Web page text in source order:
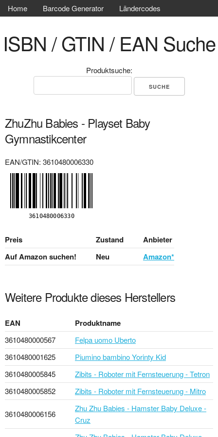
Home Barcode Generator Ländercodes
ISBN / GTIN / EAN Suche
Produktsuche:
ZhuZhu Babies - Playset Baby
Gymnastikcenter
EAN/GTIN: 3610480006330
Preis Zustand
Anbieter
Auf Amazon suchen!
Neu Amazon*
Weitere Produkte dieses Herstellers
EAN Produktname
3610480000567
Felpa uomo Uberto
3610480001625
Piumino bambino Yorinty Kid
3610480005845
Zibits - Roboter mit Fernsteuerung - Tetron
3610480005852
Zibits - Roboter mit Fernsteuerung - Mitro
3610480006156
Zhu Zhu Babies - Hamster Baby Deluxe -
Cruz